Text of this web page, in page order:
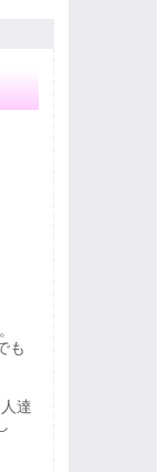
も
達